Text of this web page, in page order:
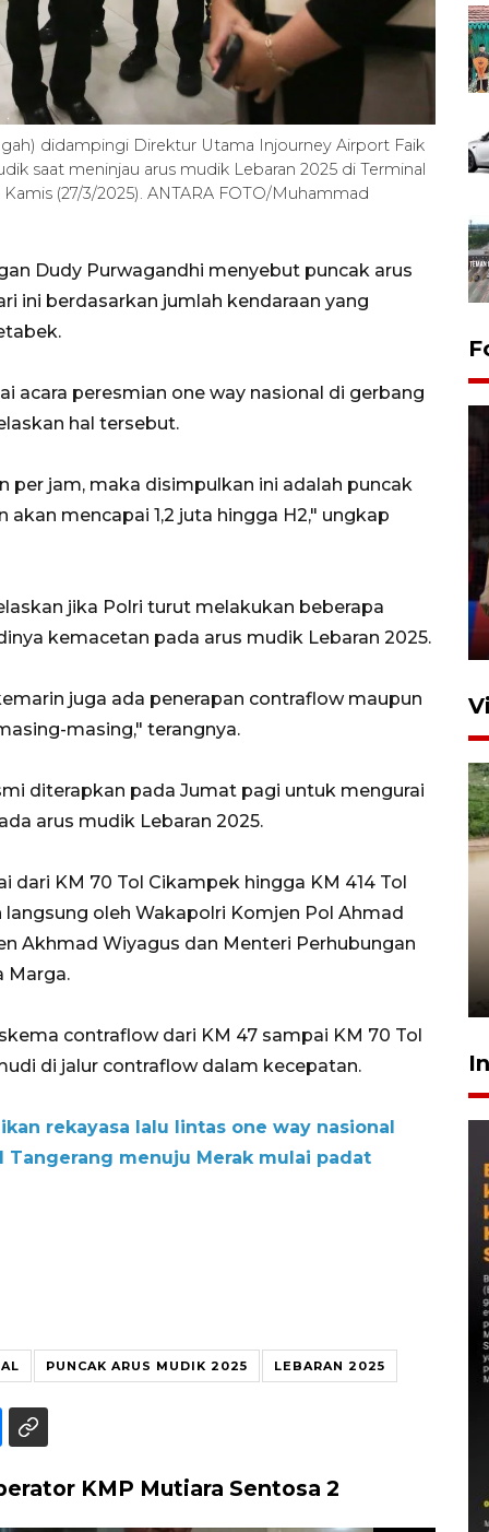
didampingi Direktur Utama Injourney Airport Faik
saat meninjau arus mudik Lebaran 2025 di Terminal
(27/3/2025). ANTARA FOTO/Muhammad
Dudy Purwagandhi menyebut puncak arus
ini berdasarkan jumlah kendaraan yang
acara peresmian one way nasional di gerbang
hal tersebut.
per jam, maka disimpulkan ini adalah puncak
mencapai 1,2 juta hingga H2," ungkap
jika Polri turut melakukan beberapa
kemacetan pada arus mudik Lebaran 2025.
juga ada penerapan contraflow maupun
masing," terangnya.
diterapkan pada Jumat pagi untuk mengurai
arus mudik Lebaran 2025.
dari KM 70 Tol Cikampek hingga KM 414 Tol
oleh Wakapolri Komjen Pol Ahmad
Akhmad Wiyagus dan Menteri Perhubungan
Marga.
contraflow dari KM 47 sampai KM 70 Tol
di jalur contraflow dalam kecepatan.
rekayasa lalu lintas one way nasional
Tangerang menuju Merak mulai padat
PUNCAK ARUS MUDIK 2025 LEBARAN 2025
KMP Mutiara Sentosa 2
Lebaran Betawi 2026, ajang
Ibu Kota
11 April 2026
Gabung Persebaya, striker
timnas Ramadhan Sananta